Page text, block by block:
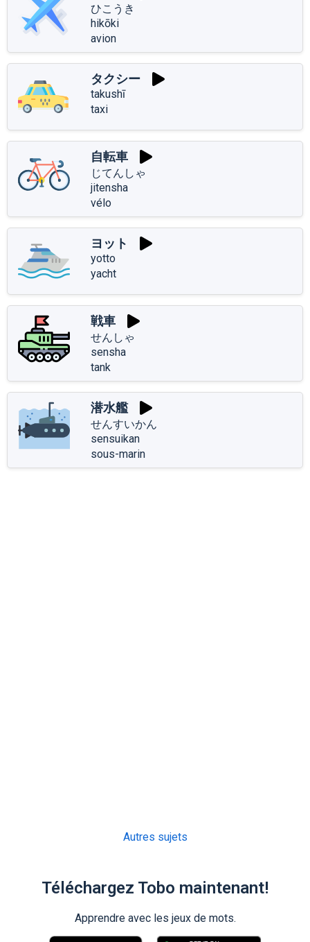
ひこうき
hikōki
avion
タクシー
takushī
taxi
自転車
じてんしゃ
jitensha
vélo
ヨット
yotto
yacht
戦車
せんしゃ
sensha
tank
潜水艦
せんすいかん
sensuikan
sous-marin
Autres sujets
Téléchargez Tobo maintenant!
Apprendre avec les jeux de mots.